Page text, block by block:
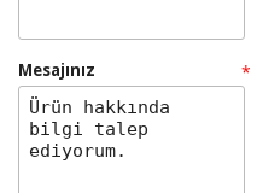
Teklif Al!
Mesajınız *